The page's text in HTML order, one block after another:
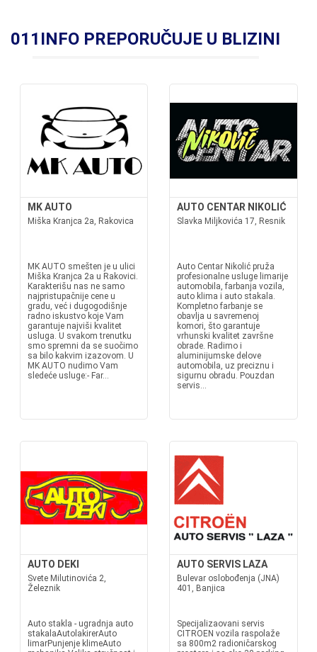
011INFO PREPORUČUJE U BLIZINI
MK AUTO
Miška Kranjca 2a, Rakovica
MK AUTO smešten je u ulici
Miška Kranjca 2a u Rakovici.
Karakterišu nas ne samo
najpristupačnije cene u
gradu, već i dugogodišnje
radno iskustvo koje Vam
garantuje najviši kvalitet
usluga. U svakom trenutku
smo spremni da se suočimo
sa bilo kakvim izazovom. U
MK AUTO nudimo Vam
sledeće usluge:- Far...
AUTO CENTAR NIKOLIĆ
Slavka Miljkovića 17, Resnik
Auto Centar Nikolić pruža
profesionalne usluge limarije
automobila, farbanja vozila,
auto klima i auto stakala.
Kompletno farbanje se
obavlja u savremenoj
komori, što garantuje
vrhunski kvalitet završne
obrade. Radimo i
aluminijumske delove
automobila, uz preciznu i
sigurnu obradu. Pouzdan
servis...
AUTO DEKI
Svete Milutinovića 2,
Železnik
Auto stakla - ugradnja auto
stakalaAutolakirerAuto
limarPunjenje klimeAuto
AUTO SERVIS LAZA
Bulevar oslobođenja (JNA)
401, Banjica
Specijalizaovani servis
CITROEN vozila raspolaže
sa 800m2 radioničarskog